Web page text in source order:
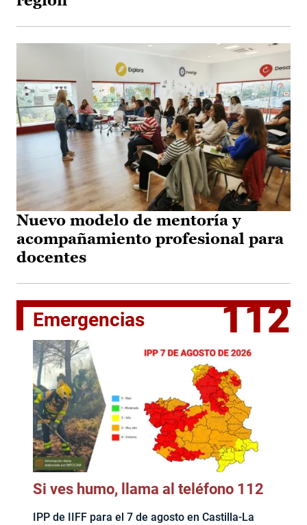
Nuevo modelo de mentoría y
acompañamiento profesional para
docentes
Emergencias 112
Si ves humo, llama al teléfono 112
IPP de IIFF para el 7 de agosto en Castilla-La